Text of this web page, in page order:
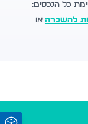
כל הנכסים:
להשכרה או